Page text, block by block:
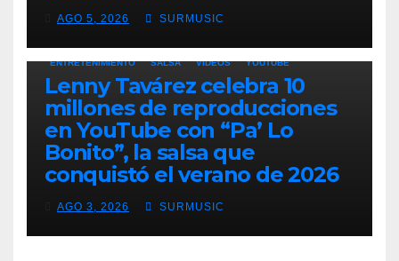
AGO 5, 2026 SURMUSIC
ENTRETENIMIENTO SALSA VIDEOS YOUTUBE
Lenny Tavárez celebra 10
millones de reproducciones
en YouTube con “Pa’ Lo
Bonito”, la salsa que
conquistó el verano de 2026
AGO 3, 2026 SURMUSIC